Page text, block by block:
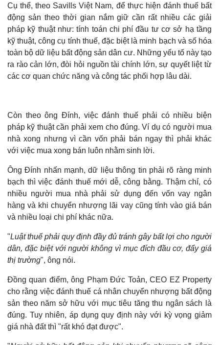
Kinh tế
Bất động sản
Khởi nghiệp
Thị trường
Giá vàng
Tiêu dùng
Chứng khoán
Giá cà phê
Cụ thể, theo Savills Việt Nam, để thực hiện đánh thuế bất
động sản theo thời gian nắm giữ cần rất nhiều các giải
pháp kỹ thuật như: tính toán chi phí đầu tư cơ sở hạ tầng
kỹ thuật, công cụ tính thuế, đặc biệt là minh bạch và số hóa
toàn bộ dữ liệu bất động sản dân cư. Những yếu tố này tạo
ra rào cản lớn, đòi hỏi nguồn tài chính lớn, sự quyết liệt từ
các cơ quan chức năng và công tác phối hợp lâu dài.
Còn theo ông Đính, việc đánh thuế phải có nhiều biện
pháp kỹ thuật cần phải xem cho đúng. Ví dụ có người mua
nhà xong nhưng vì cần vốn phải bán ngay thì phải khác
với việc mua xong bán luôn nhằm sinh lời.
Ông Đính nhấn mạnh, dữ liệu thông tin phải rõ ràng minh
bạch thì việc đánh thuế mới dễ, công bằng. Thậm chí, có
nhiều người mua nhà phải sử dụng đến vốn vay ngân
hàng và khi chuyển nhượng lãi vay cũng tính vào giá bán
và nhiều loại chi phí khác nữa.
"Luật thuế phải quy định đầy đủ tránh gây bất lợi cho người
dân, đặc biệt với người không vì mục đích đầu cơ, đẩy giá
thị trường", ông nói.
Đồng quan điểm, ông Phạm Đức Toản, CEO EZ Property
cho rằng việc đánh thuế cá nhân chuyển nhượng bất động
sản theo năm sở hữu với mục tiêu tăng thu ngân sách là
đúng. Tuy nhiên, áp dụng quy định này với kỳ vọng giảm
giá nhà đất thì "rất khó đạt được".